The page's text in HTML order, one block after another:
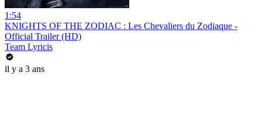
1:54
KNIGHTS OF THE ZODIAC : Les Chevaliers du Zodiaque -
Official Trailer (HD)
Team Lyricis
il y a 3 ans